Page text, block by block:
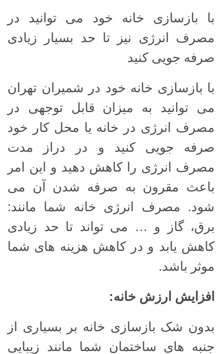
با بازسازی خانه خود می توانید در
مصرف انرژی نیز تا حد بسیار زیادی
صرفه جویی کنید
با بازسازی خانه خود در شمیران تهران
می توانید به میزان قابل توجهی در
مصرف انرژی در خانه یا محل کار خود
صرفه جویی کنید و در دراز مدت
مصرف انرژی را کاهش دهید و این امر
باعث مقرون به صرفه شدن آن می
شود. مصرف انرژی خانه شما مانند:
برق، گاز و … می تواند تا حد زیادی
کاهش یابد و در کاهش هزینه های شما
موثر باشد.
افزایش ارزش خانه:
بدون شک بازسازی خانه بر بسیاری از
جنبه های ساختمان شما مانند زیبایی